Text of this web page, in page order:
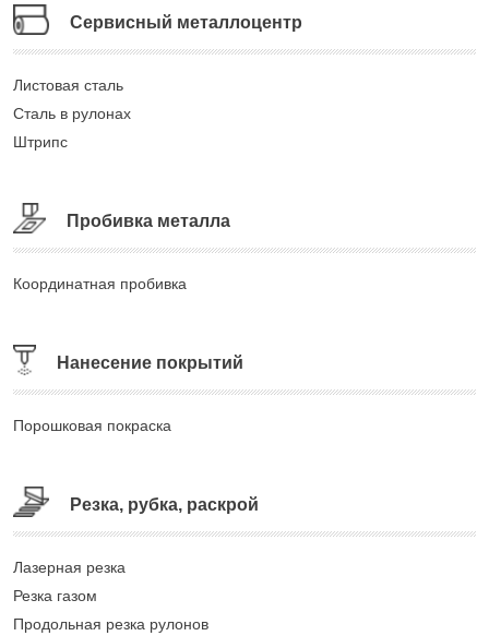
Сервисный металлоцентр
Листовая сталь
Сталь в рулонах
Штрипс
Пробивка металла
Координатная пробивка
Нанесение покрытий
Порошковая покраска
Резка, рубка, раскрой
Лазерная резка
Резка газом
Продольная резка рулонов